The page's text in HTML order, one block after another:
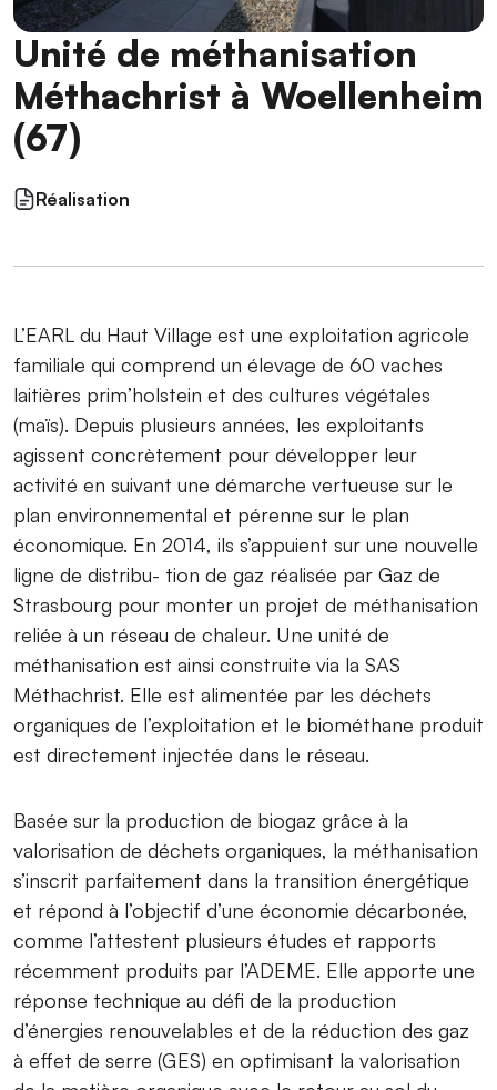
Unité de méthanisation
Méthachrist à Woellenheim
(67)
Réalisation
L’EARL du Haut Village est une exploitation agricole
familiale qui comprend un élevage de 60 vaches
laitières prim’holstein et des cultures végétales
(maïs). Depuis plusieurs années, les exploitants
agissent concrètement pour développer leur
activité en suivant une démarche vertueuse sur le
plan environnemental et pérenne sur le plan
économique. En 2014, ils s’appuient sur une nouvelle
ligne de distribu- tion de gaz réalisée par Gaz de
Strasbourg pour monter un projet de méthanisation
reliée à un réseau de chaleur. Une unité de
méthanisation est ainsi construite via la SAS
Méthachrist. Elle est alimentée par les déchets
organiques de l’exploitation et le biométhane produit
est directement injectée dans le réseau.
Basée sur la production de biogaz grâce à la
valorisation de déchets organiques, la méthanisation
s’inscrit parfaitement dans la transition énergétique
et répond à l’objectif d’une économie décarbonée,
comme l’attestent plusieurs études et rapports
récemment produits par l’ADEME. Elle apporte une
réponse technique au défi de la production
d’énergies renouvelables et de la réduction des gaz
à effet de serre (GES) en optimisant la valorisation